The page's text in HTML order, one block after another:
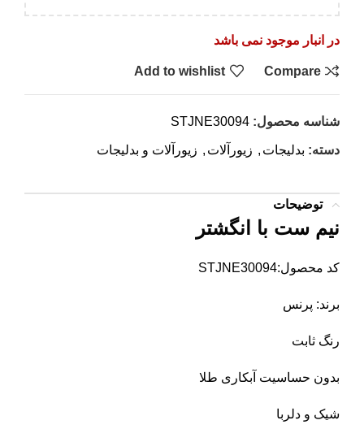
در انبار موجود نمی باشد
Compare
Add to wishlist
شناسه محصول: STJNE30094
دسته: بدلیجات , زیورآلات , زیورآلات و بدلیجات
توضیحات
نیم ست با انگشتر
کد محصول:STJNE30094
برند: پرنس
رنگ ثابت
بدون حساسیت آبکاری طلا
شیک و دلربا